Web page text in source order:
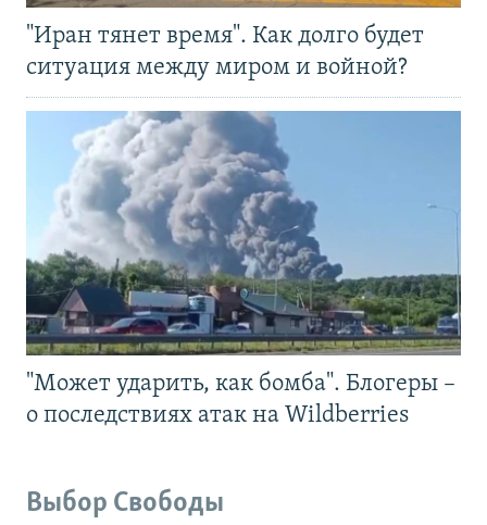
"Иран тянет время". Как долго будет
ситуация между миром и войной?
"Может ударить, как бомба". Блогеры –
о последствиях атак на Wildberries
Выбор Свободы